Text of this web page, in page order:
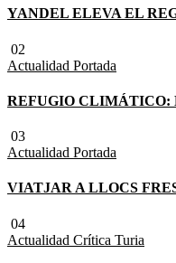
YANDEL ELEVA EL
02
Actualidad Portada
REFUGIO CLIMÁTICO:
03
Actualidad Portada
VIATJAR A LLOCS
04
Actualidad Crítica Turia